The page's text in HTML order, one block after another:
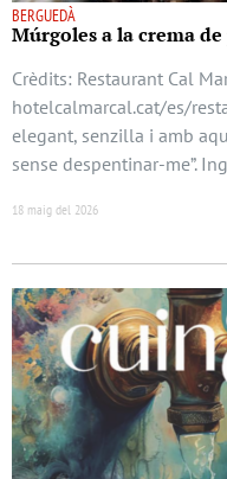
BERGUEDÀ
Múrgoles a la crema
Crèdits: Restaurant Cal
hotelcalmarcal.cat/es/
elegant, senzilla i amb
sense despentinar-me”.
18 maig del 2026